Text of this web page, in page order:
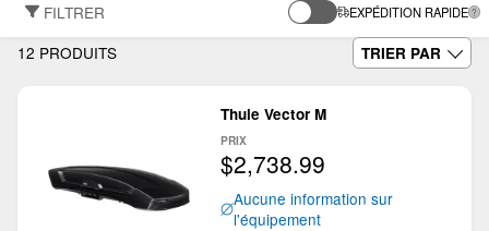
12 PRODUITS
FILTRER EXPÉDITION RAPIDE
TRIER PAR
Thule Vector M
Aucune information sur
l'équipement
PRIX
$2,738.99